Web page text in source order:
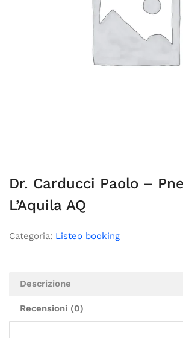
Dr. Carducci Paolo –
L’Aquila AQ
Categoria: Listeo booking
Descrizione
Recensioni (0)